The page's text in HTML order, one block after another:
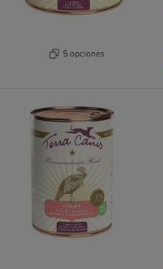
5 opciones